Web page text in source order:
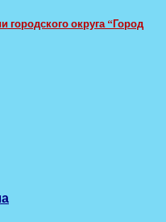
округа “Город